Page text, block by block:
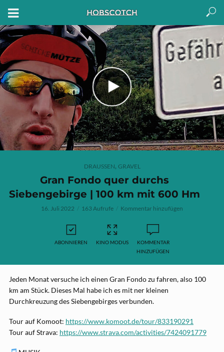
DRAUSSEN, GRAVEL
Gran Fondo quer durchs
Siebengebirge | 100 km mit 600 Hm
16. Juli 2022 163 Aufrufe Kommentar hinzufügen
ABONNIEREN KINO MODUS
KOMMENTAR
HINZUFÜGEN
Jeden Monat versuche ich einen Gran Fondo zu fahren, also 100
km am Stück. Dieses Mal habe ich es mit ner kleinen
Durchkreuzung des Siebengebirges verbunden.
Tour auf Komoot: https://www.komoot.de/tour/833190291
Tour auf Strava: https://www.strava.com/activities/7424091779